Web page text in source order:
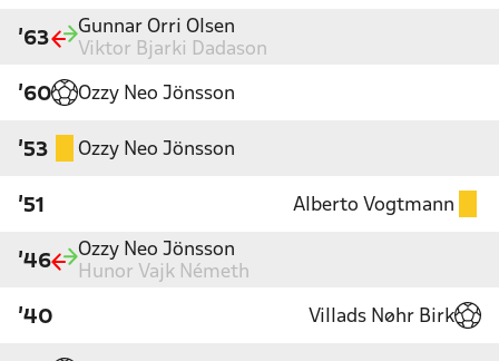
'63
Gunnar Orri Olsen
Viktor Bjarki Dadason
'60 Ozzy Neo Jönsson
'53 Ozzy Neo Jönsson
'51 Alberto Vogtmann
'46
Ozzy Neo Jönsson
Hunor Vajk Németh
'40 Villads Nøhr Birk